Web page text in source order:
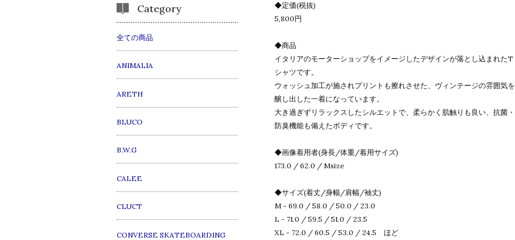
◆定価(税抜)
5,800円
◆商品
イタリアのモーターショップをイメージしたデザインが落とし込まれたT
シャツです。
ウォッシュ加工が施されプリントも擦れさせた、ヴィンテージの雰囲気を
醸し出した一着になっています。
大き過ぎずリラックスしたシルエットで、柔らかく肌触りも良い、抗菌・
防臭機能も備えたボディです。
◆画像着用者(身長/体重/着用サイズ)
173.0 / 62.0 / Msize
◆サイズ(着丈/身幅/肩幅/袖丈)
M - 69.0 / 58.0 / 50.0 / 23.0
L - 71.0 / 59.5 / 51.0 / 23.5
XL - 72.0 / 60.5 / 53.0 / 24.5 ほど
Category
全ての商品
ANIMALIA
ARETH
BLUCO
B.W.G
CALEE
CLUCT
CONVERSE SKATEBOARDING